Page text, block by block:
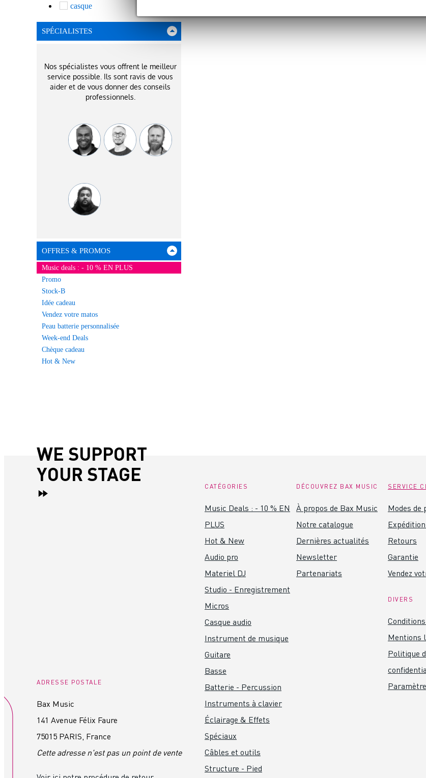
casque
SPÉCIALISTES
Nos spécialistes vous offrent le meilleur
service possible. Ils sont ravis de vous
aider et de vous donner des conseils
professionnels.
OFFRES & PROMOS
Music deals : - 10 % EN PLUS
Promo
Stock-B
Idée cadeau
Vendez votre matos
Peau batterie personnalisée
Week-end Deals
Chèque cadeau
Hot & New
WE SUPPORT
YOUR STAGE
ADRESSE POSTALE
Bax Music
141 Avenue Félix Faure
75015 PARIS, France
Cette adresse n'est pas un point de vente
CATÉGORIES
Music Deals : - 10 % EN
PLUS
Hot & New
Audio pro
Materiel DJ
Studio - Enregistrement
Micros
Casque audio
Instrument de musique
Guitare
Basse
Batterie - Percussion
Instruments à clavier
Éclairage & Effets
Spéciaux
Câbles et outils
Structure - Pied
DÉCOUVREZ BAX MUSIC
À propos de Bax Music
Notre catalogue
Dernières actualités
Newsletter
Partenariats
SERVICE
Modes de
Retours
Garantie
Vendez
DIVERS
Mentions
Politique